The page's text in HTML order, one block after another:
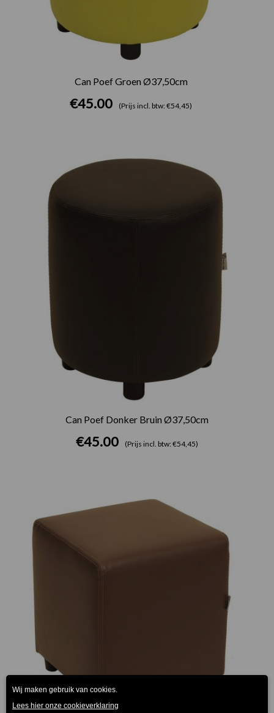
Can Poef Groen Ø37,50cm
€45.00 (Prijs incl. btw: €54,45)
Can Poef Donker Bruin Ø37,50cm
€45.00 (Prijs incl. btw: €54,45)